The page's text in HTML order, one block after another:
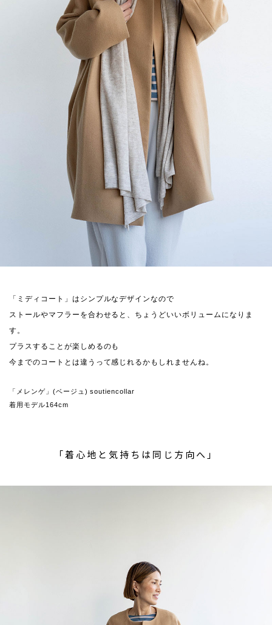
「ミディコート」はシンプルなデザインなので
ストールやマフラーを合わせると、ちょうどいいボリュームになりま
す。
プラスすることが楽しめるのも
今までのコートとは違うって感じれるかもしれませんね。
「メレンゲ」(ベージュ) soutiencollar
着用モデル164cm
「着心地と気持ちは同じ方向へ」